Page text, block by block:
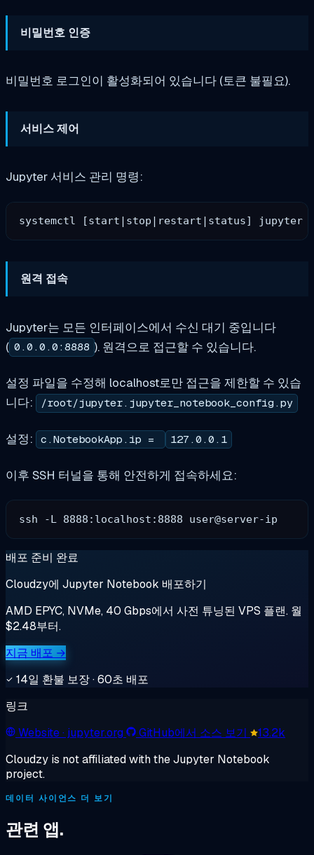
비밀번호 인증
비밀번호 로그인이 활성화되어 있습니다 (토큰 불필요).
서비스 제어
Jupyter 서비스 관리 명령:
원격 접속
Jupyter는 모든 인터페이스에서 수신 대기 중입니다
( 0.0.0.0:8888 ). 원격으로 접근할 수 있습니다.
설정 파일을 수정해 localhost로만 접근을 제한할 수 있습
니다:
/root/jupyter.jupyter_notebook_config.py
설정: c.NotebookApp.ip = 127.0.0.1
이후 SSH 터널을 통해 안전하게 접속하세요:
배포 준비 완료
Cloudzy에 Jupyter Notebook 배포하기
AMD EPYC, NVMe, 40 Gbps에서 사전 튜닝된 VPS 플랜. 월
$2.48부터.
지금 배포 →
14일 환불 보장 · 60초 배포
링크
Website· jupyter.org GitHub에서 소스 보기
13.2k
Cloudzy is not affiliated with the Jupyter Notebook
project.
데이터 사이언스 더 보기
관련 앱.